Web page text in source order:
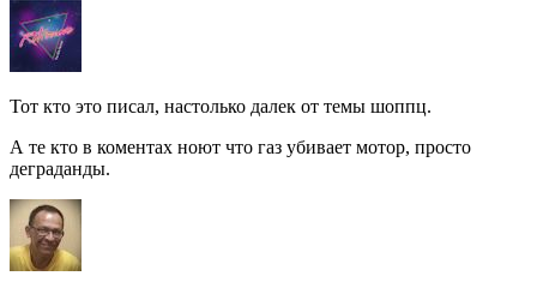
Тот кто это писал, настолько далек от темы шоппц.
А те кто в коментах ноют что газ убивает мотор, просто
деграданды.